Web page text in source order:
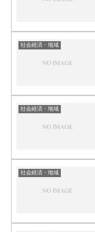
社会経済・地域
社会経済・地域
社会経済・地域